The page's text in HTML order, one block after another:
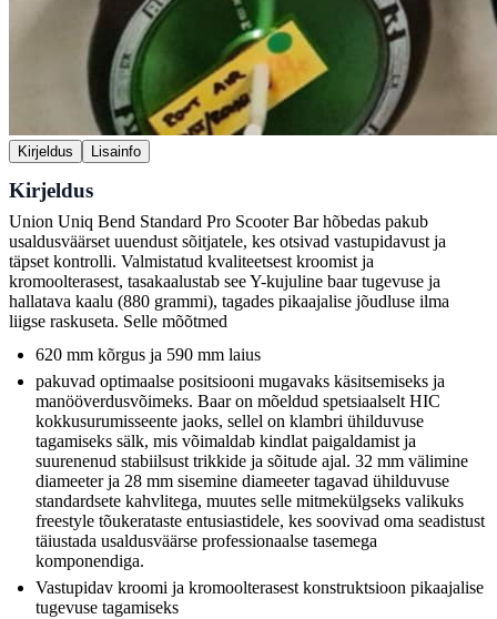
Kirjeldus Lisainfo
Kirjeldus
Union Uniq Bend Standard Pro Scooter Bar hõbedas pakub
usaldusväärset uuendust sõitjatele, kes otsivad vastupidavust ja
täpset kontrolli. Valmistatud kvaliteetsest kroomist ja
kromoolterasest, tasakaalustab see Y-kujuline baar tugevuse ja
hallatava kaalu (880 grammi), tagades pikaajalise jõudluse ilma
liigse raskuseta. Selle mõõtmed
620 mm kõrgus ja 590 mm laius
pakuvad optimaalse positsiooni mugavaks käsitsemiseks ja
manööverdusvõimeks. Baar on mõeldud spetsiaalselt HIC
kokkusurumisseente jaoks, sellel on klambri ühilduvuse
tagamiseks sälk, mis võimaldab kindlat paigaldamist ja
suurenenud stabiilsust trikkide ja sõitude ajal. 32 mm välimine
diameeter ja 28 mm sisemine diameeter tagavad ühilduvuse
standardsete kahvlitega, muutes selle mitmekülgseks valikuks
freestyle tõukerataste entusiastidele, kes soovivad oma seadistust
täiustada usaldusväärse professionaalse tasemega
komponendiga.
Vastupidav kroomi ja kromoolterasest konstruktsioon pikaajalise
tugevuse tagamiseks